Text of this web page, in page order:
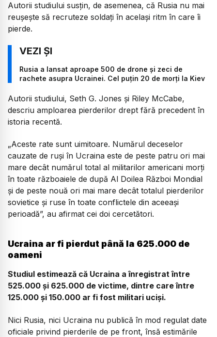
Autorii studiului susțin, de asemenea, că Rusia nu mai
reușește să recruteze soldați în același ritm în care îi
pierde.
Rusia a lansat aproape 500 de drone și zeci de
rachete asupra Ucrainei. Cel puțin 20 de morți la Kiev
Autorii studiului, Seth G. Jones și Riley McCabe,
descriu amploarea pierderilor drept fără precedent în
istoria recentă.
„Aceste rate sunt uimitoare. Numărul deceselor
cauzate de ruși în Ucraina este de peste patru ori mai
mare decât numărul total al militarilor americani morți
în toate războaiele de după Al Doilea Război Mondial
și de peste nouă ori mai mare decât totalul pierderilor
sovietice și ruse în toate conflictele din aceeași
perioadă”, au afirmat cei doi cercetători.
Ucraina ar fi pierdut până la 625.000 de
oameni
Studiul estimează că Ucraina a înregistrat între
525.000 și 625.000 de victime, dintre care între
125.000 și 150.000 ar fi fost militari uciși.
Nici Rusia, nici Ucraina nu publică în mod regulat date
oficiale privind pierderile de pe front, însă estimările